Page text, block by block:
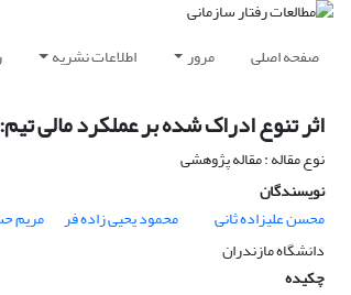
صفحه اصلی مرور اطلاعات نشریه
اثر تنوع ادراک شده بر عملکرد مالی
نوع مقاله : مقاله پژوهشی
نویسندگان
محسن علیزاده ثانی
محمود یحیی زاده فر
مریم
دانشگاه مازندران
چکیده